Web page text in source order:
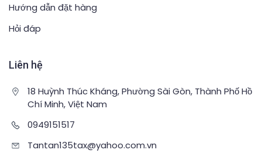
Hướng dẫn đặt hàng
Hỏi đáp
Liên hệ
18 Huỳnh Thúc Kháng, Phường Sài Gòn, Thành Phố Hồ
Chí Minh, Việt Nam
0949151517
Tantan135tax@yahoo.com.vn